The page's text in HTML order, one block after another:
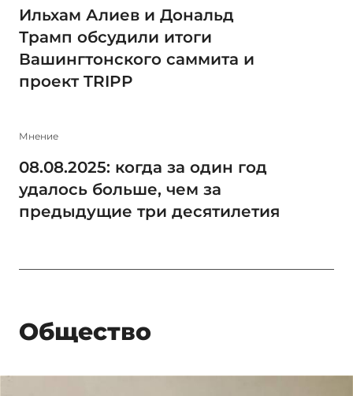
Ильхам Алиев и Дональд
Трамп обсудили итоги
Вашингтонского саммита и
проект TRIPP
Мнение
08.08.2025: когда за один год
удалось больше, чем за
предыдущие три десятилетия
Общество